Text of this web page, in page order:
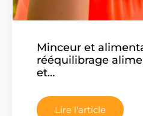
Minceur et
rééquilibrage
et…
Lire l'article